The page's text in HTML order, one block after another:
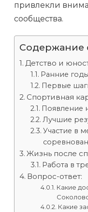
привлекли
сообщества.
Содержание
Детство и
Ранние
Первые
Спортивная
Появление
Лучшие
Участие в
Жизнь после
Работа в
Вопрос-ответ:
Какие
Какие